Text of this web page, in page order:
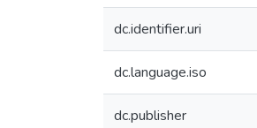
dc.identifier.uri
dc.language.iso
dc.publisher